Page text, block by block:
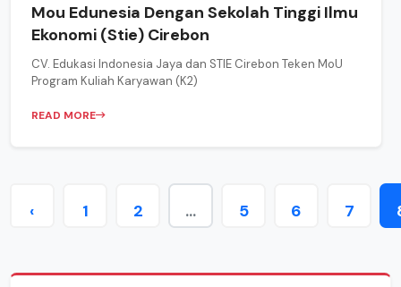
Mou Edunesia Dengan Sekolah Tinggi Ilmu
Ekonomi (Stie) Cirebon
CV. Edukasi Indonesia Jaya dan STIE Cirebon Teken MoU
Program Kuliah Karyawan (K2)
READ MORE
‹ 1 2 ... 5 6 7